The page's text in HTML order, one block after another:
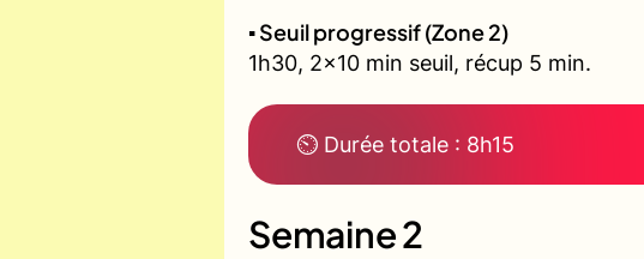
▪️ Seuil progressif (Zone 2)
1h30, 2x10 min seuil, récup 5 min.
⏲ Durée totale : 8h15
Semaine 2